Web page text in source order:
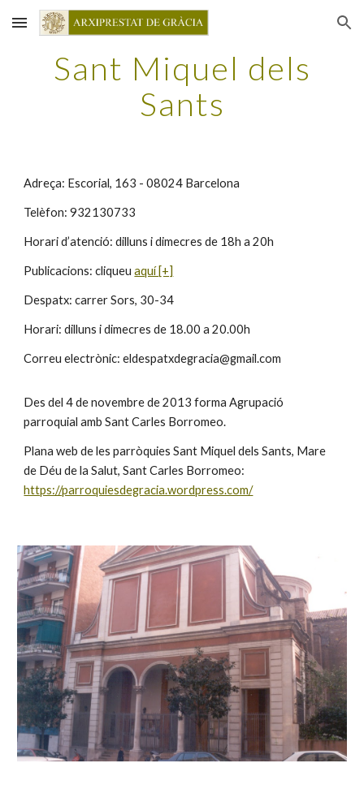
Skip to main content Skip to navigation
Sant Miquel dels
Sants
Adreça: Escorial, 163 - 08024 Barcelona
Telèfon: 932130733
Horari d’atenció:dilluns i dimecres de 18h a 20h
Publicacions: cliqueuaquí [+]
Despatx: carrer Sors, 30-34
Horari: dilluns i dimecres de 18.00 a 20.00h
Correu electrònic: eldespatxdegracia@gmail.com
Des del 4 de novembre de 2013 forma Agrupació
parroquial amb Sant Carles Borromeo.
Plana web de les parròquies Sant Miquel dels Sants, Mare
de Déu de la Salut, Sant Carles Borromeo:
https://parroquiesdegracia.wordpress.com/